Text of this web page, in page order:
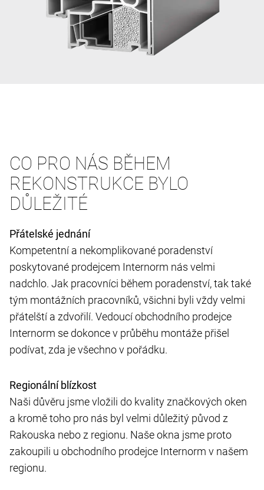
CO PRO NÁS BĚHEM
REKONSTRUKCE BYLO
DŮLEŽITÉ
Přátelské jednání
Kompetentní a nekomplikované poradenství
poskytované prodejcem Internorm nás velmi
nadchlo. Jak pracovníci během poradenství, tak také
tým montážních pracovníků, všichni byli vždy velmi
přátelští a zdvořilí. Vedoucí obchodního prodejce
Internorm se dokonce v průběhu montáže přišel
podívat, zda je všechno v pořádku.
Regionální blízkost
Naši důvěru jsme vložili do kvality značkových oken
a kromě toho pro nás byl velmi důležitý původ z
Rakouska nebo z regionu. Naše okna jsme proto
zakoupili u obchodního prodejce Internorm v našem
regionu.